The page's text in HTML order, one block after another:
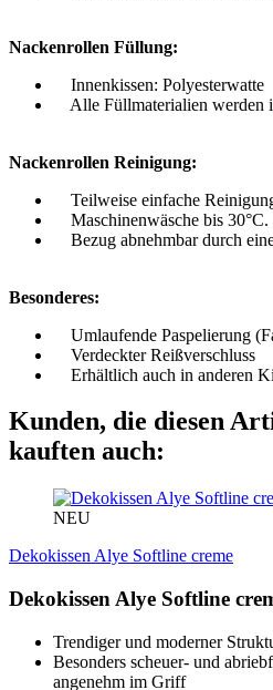
Nackenrollen Füllung:
Innenkissen: Polyesterwatte
Alle Füllmaterialien werden
Nackenrollen Reinigung:
Teilweise einfache
Maschinenwäsche bis 30°C.
Bezug abnehmbar durch
Besonderes:
Umlaufende Paspelierung
Verdeckter Reißverschluss
Erhältlich auch in anderen
Kunden, die diesen
kauften auch:
NEU
Dekokissen Alye Softline creme
Dekokissen Alye Softline
Trendiger und moderner
Besonders scheuer- und
angenehm im Griff